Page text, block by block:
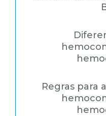
Regras para